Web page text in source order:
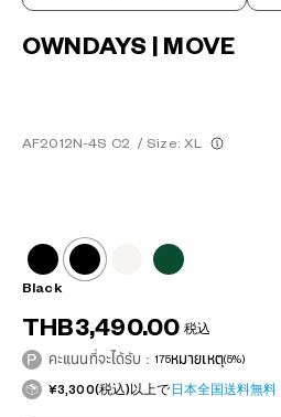
OWNDAYS | MOVE
AF2012N-4S C2 / Size: XL
Black
THB3,490.00 税込
คะแนนที่จะได้รับ：175หมายเหตุ(5%)
¥3,300(税込)以上で 日本全国送料無料